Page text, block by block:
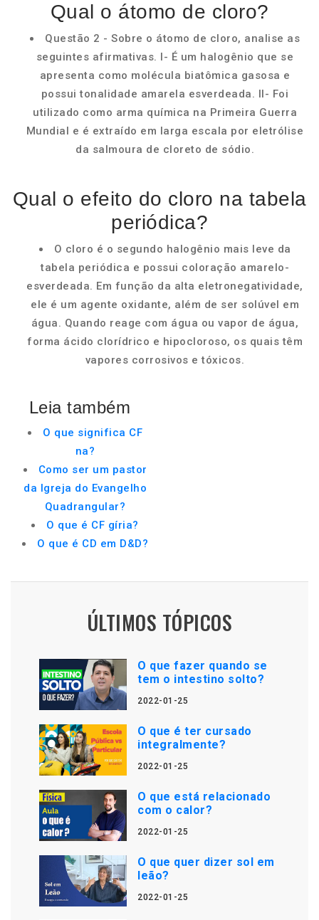
Qual o átomo de cloro?
Questão 2 - Sobre o átomo de cloro, analise as
seguintes afirmativas. I- É um halogênio que se
apresenta como molécula biatômica gasosa e
possui tonalidade amarela esverdeada. II- Foi
utilizado como arma química na Primeira Guerra
Mundial e é extraído em larga escala por eletrólise
da salmoura de cloreto de sódio.
Qual o efeito do cloro na tabela
periódica?
O cloro é o segundo halogênio mais leve da
tabela periódica e possui coloração amarelo-
esverdeada. Em função da alta eletronegatividade,
ele é um agente oxidante, além de ser solúvel em
água. Quando reage com água ou vapor de água,
forma ácido clorídrico e hipocloroso, os quais têm
vapores corrosivos e tóxicos.
Leia também
O que significa CF
na?
Como ser um pastor
da Igreja do Evangelho
Quadrangular?
O que é CF gíria?
O que é CD em D&D?
ÚLTIMOS TÓPICOS
O que fazer quando se
tem o intestino solto?
2022-01-25
O que é ter cursado
integralmente?
2022-01-25
O que está relacionado
com o calor?
2022-01-25
O que quer dizer sol em
leão?
2022-01-25